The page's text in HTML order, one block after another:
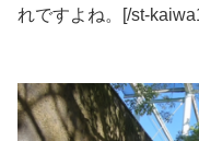
れですよね。[/st-